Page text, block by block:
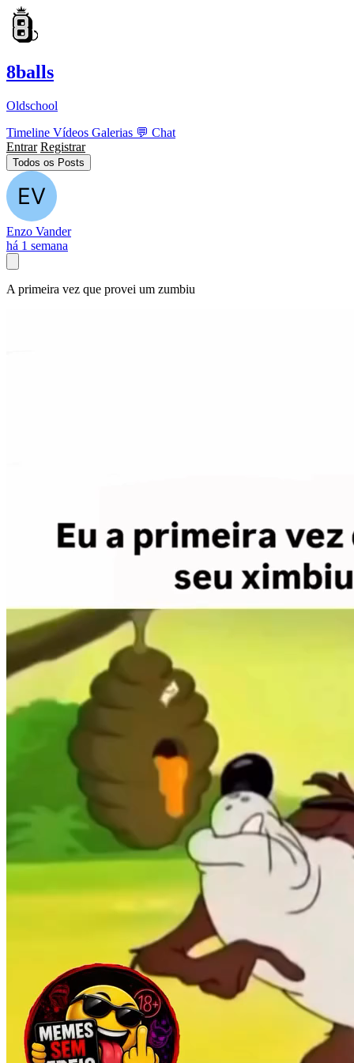
8balls
Oldschool
Timeline Vídeos Galerias 💬 Chat
Entrar Registrar
Todos os Posts
Enzo Vander
há 1 semana
A primeira vez que provei um zumbiu